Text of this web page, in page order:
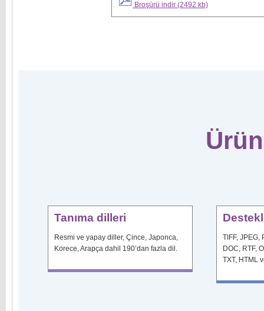
Broşürü indir (2492 kb)
Tanıma dilleri
Resmi ve yapay diller, Çince, Japonca,
Korece, Arapça dahil 190’dan fazla dil.
TIFF, JPEG,
DOC, RTF,
TXT, HTML